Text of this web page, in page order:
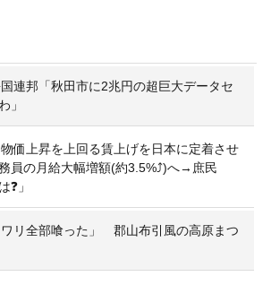
連邦「秋田市に2兆円の超巨大データセ
」
価上昇を上回る賃上げを日本に定着させ
員の月給大幅増額(約3.5%⤴)へ→庶民
❓」
リ全部喰った」 郡山布引風の高原まつ